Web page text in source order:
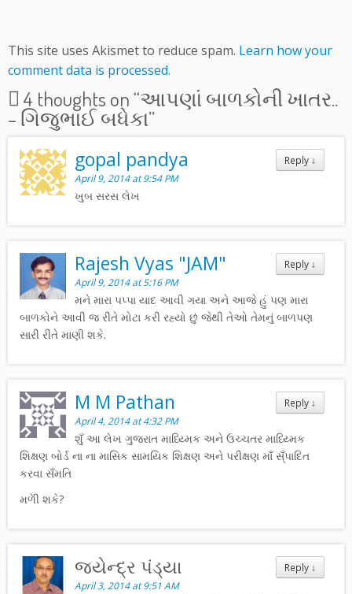
This site uses Akismet to reduce spam. Learn how your
comment data is processed.
4 thoughts on “આપણાં બાળકોની ખાતર..
– ગિજુભાઈ બધેકા”
Reply ↓
gopal pandya
April 9, 2014 at 9:54 PM
ખુબ સરસ લેખ
Reply ↓
Rajesh Vyas "JAM"
April 9, 2014 at 5:16 PM
મને મારા પપ્પા યાદ આવી ગયા અને આજે હું પણ મારા
બાળકોને આવી જ રીતે મોટા કરી રહ્યો છું જેથી તેઓ તેમનું બાળપણ
સારી રીતે માણી શકે.
Reply ↓
M M Pathan
April 4, 2014 at 4:32 PM
શુઁ આ લેખ ગુજરાત માધ્ય્મિક અને ઉચ્ચતર માધ્ય્મિક
શિક્ષણ બોર્ડ ના ના માસિક સામયિક શિક્ષણ અને પરીક્ષણ માઁ સ્ઁપાદિત
કરવા સઁમતિ
મળેી શકે?
Reply ↓
જયેન્દ્ર પંડ્યા
April 3, 2014 at 9:51 AM